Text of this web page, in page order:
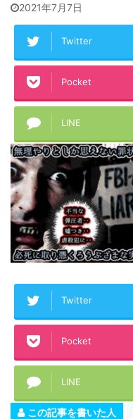
2021年7月7日
Twitter
Pocket
LINE
Twitter
Pocket
LINE
この記事を書いた人